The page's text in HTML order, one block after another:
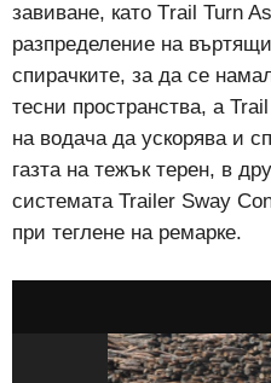
завиване, като Тrail Turn
разпределение на
спирачките, за да се
тесни пространства, а
на водача да ускорява и
газта на тежък терен, в
системата Trailer Sway
при теглене на ремарке.